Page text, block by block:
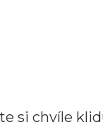
si chvíle